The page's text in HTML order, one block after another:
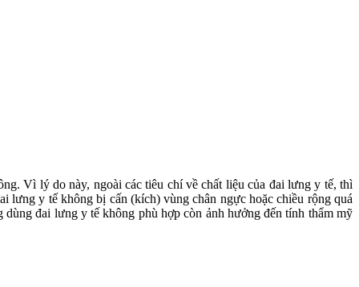
Vì lý do này, ngoài các tiêu chí về chất liệu của đai lưng y tế, thì
y tế không bị cấn (kích) vùng chân ngực hoặc chiều rộng quá
đai lưng y tế không phù hợp còn ảnh hưởng đến tính thẩm mỹ